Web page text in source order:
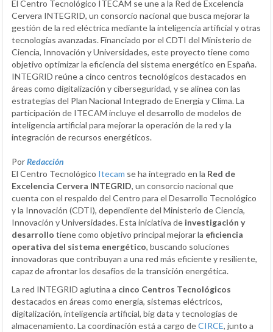
El Centro Tecnológico ITECAM se une a la Red de Excelencia
Cervera INTEGRID, un consorcio nacional que busca mejorar la
gestión de la red eléctrica mediante la inteligencia artificial y otras
tecnologías avanzadas. Financiado por el CDTI del Ministerio de
Ciencia, Innovación y Universidades, este proyecto tiene como
objetivo optimizar la eficiencia del sistema energético en España.
INTEGRID reúne a cinco centros tecnológicos destacados en
áreas como digitalización y ciberseguridad, y se alinea con las
estrategias del Plan Nacional Integrado de Energía y Clima. La
participación de ITECAM incluye el desarrollo de modelos de
inteligencia artificial para mejorar la operación de la red y la
integración de recursos energéticos.
PorRedacción
El Centro Tecnológico Itecam se ha integrado en la Red de
Excelencia Cervera INTEGRID, un consorcio nacional que
cuenta con el respaldo del Centro para el Desarrollo Tecnológico
y la Innovación (CDTI), dependiente del Ministerio de Ciencia,
Innovación y Universidades. Esta iniciativa de investigación y
desarrollo tiene como objetivo principal mejorar la eficiencia
operativa del sistema energético, buscando soluciones
innovadoras que contribuyan a una red más eficiente y resiliente,
capaz de afrontar los desafíos de la transición energética.
La red INTEGRID aglutina a cinco Centros Tecnológicos
destacados en áreas como energía, sistemas eléctricos,
digitalización, inteligencia artificial, big data y tecnologías de
almacenamiento. La coordinación está a cargo deCIRCE, junto a